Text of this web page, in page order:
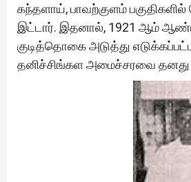
கந்தளாய், பாவற்குளம்
இட்டார். இதனால், 1921 ஆம் ஆண்டு
குடித்தொகை அடுத்து
தனிச்சிங்கள அமைச்சரவை